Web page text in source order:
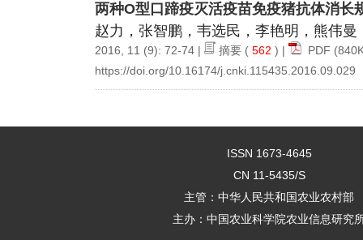
两种O型口蹄疫灭活疫苗免疫猪抗体消长
赵力，张智鹏，韦选民，李艳明，熊伟曼
2016, 11 (9): 72-74 | 摘要 ( 562 ) | PDF
https://doi.org/10.16174/j.cnki.115435.2016.09.029
ISSN 1673-4645
CN 11-5435/S
主管：中华人民共和国农业农村部
主办：中国农业科学院农业信息研究